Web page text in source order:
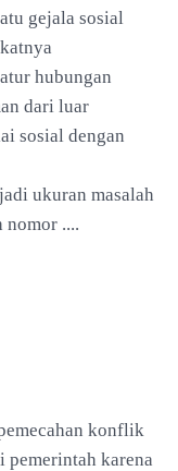
gejala sosial
hubungan
dari luar
sosial dengan
ukuran masalah
....
konflik
pemerintah karena